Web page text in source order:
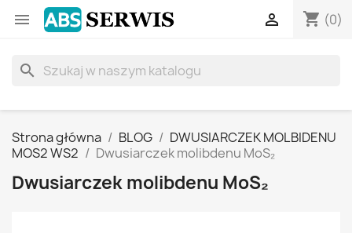
 shopping_cart (0)

search
Strona główna BLOG
DWUSIARCZEK MOLBIDENU
MOS2 WS2
Dwusiarczek molibdenu MoS₂
Dwusiarczek molibdenu MoS₂